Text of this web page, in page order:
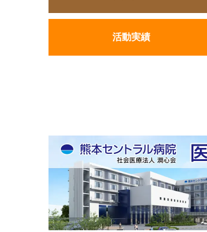
活動実績